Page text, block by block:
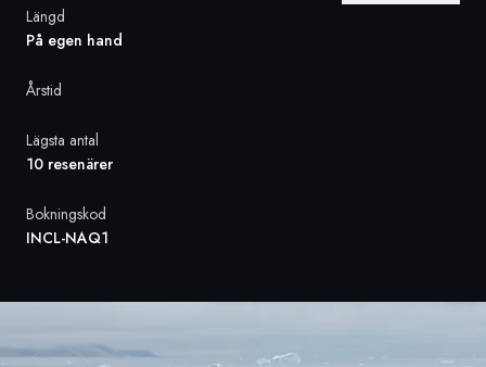
Sverige
Norge
Längd
På egen hand
Årstid
Lägsta antal
10 resenärer
Bokningskod
INCL-NAQ1